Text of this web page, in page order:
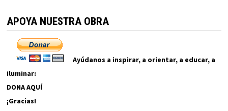
APOYA NUESTRA OBRA
Ayúdanos a inspirar, a orientar, a educar, a
iluminar:
DONA AQUÍ
¡Gracias!